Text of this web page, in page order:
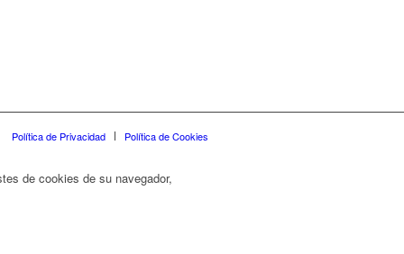
Política de Privacidad Política de Cookies
de cookies de su navegador,